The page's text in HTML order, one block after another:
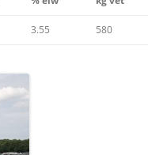
3.55 580